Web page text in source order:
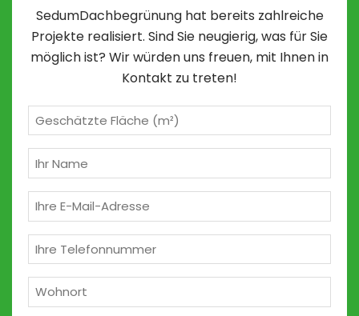
SedumDachbegrünung hat bereits zahlreiche
Projekte realisiert. Sind Sie neugierig, was für Sie
möglich ist? Wir würden uns freuen, mit Ihnen in
Kontakt zu treten!
m²
Name
Mail
(erforderlich)
(erforderlich)